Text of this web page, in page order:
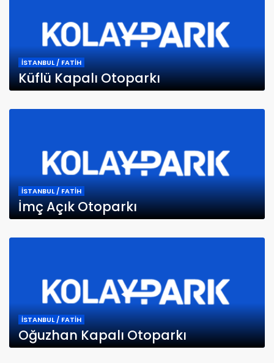
İSTANBUL / FATİH
Küflü Kapalı Otoparkı
İSTANBUL / FATİH
İmç Açık Otoparkı
İSTANBUL / FATİH
Oğuzhan Kapalı Otoparkı